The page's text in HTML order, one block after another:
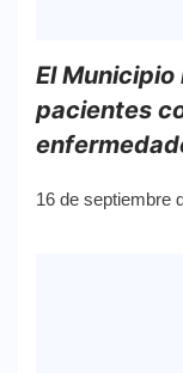
El
pacientes
16 de septiembre